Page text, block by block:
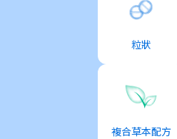
粒狀
複合草本配方